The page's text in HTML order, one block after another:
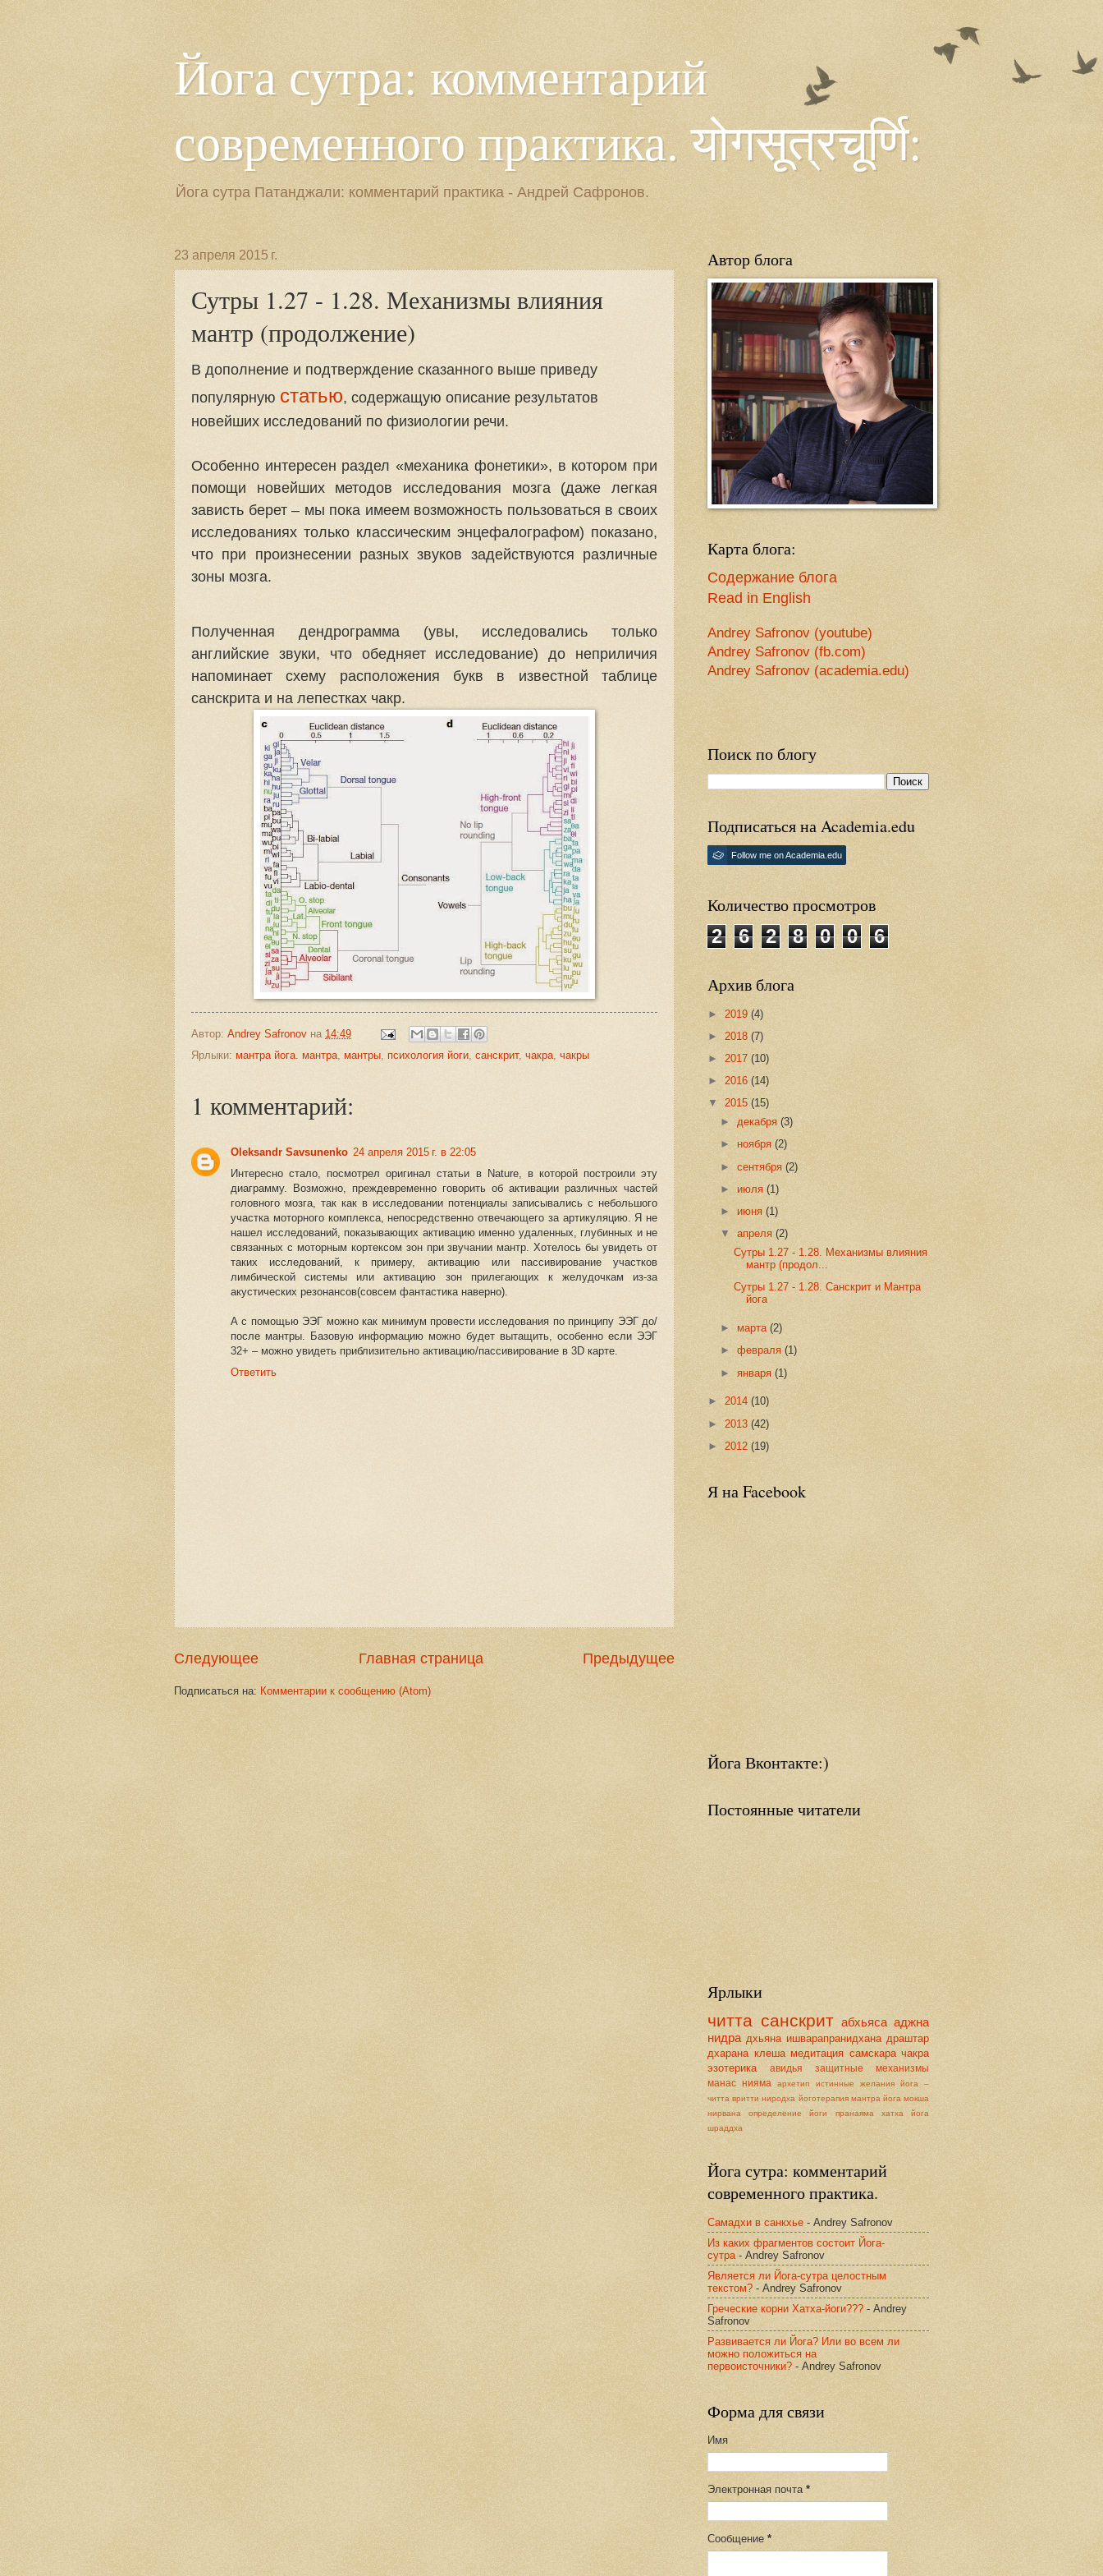
Йога сутра: комментарий
современного практика. योगसूत्रचूर्णि:
Йога сутра Патанджали: комментарий практика - Андрей Сафронов.
23 апреля 2015 г.
Сутры 1.27 - 1.28. Механизмы влияния
мантр (продолжение)
В дополнение и подтверждение сказанного выше приведу
популярную статью, содержащую описание результатов
новейших исследований по физиологии речи.
Особенно интересен раздел «механика фонетики», в котором при
помощи новейших методов исследования мозга (даже легкая
зависть берет – мы пока имеем возможность пользоваться в своих
исследованиях только классическим энцефалографом) показано,
что при произнесении разных звуков задействуются различные
зоны мозга.
Полученная дендрограмма (увы, исследовались только
английские звуки, что обедняет исследование) до неприличия
напоминает схему расположения букв в известной таблице
санскрита и на лепестках чакр.
Автор: Andrey Safronov на 14:49
Ярлыки: мантра йога. мантра, мантры, психология йоги, санскрит, чакра, чакры
1 комментарий:
Oleksandr Savsunenko 24 апреля 2015 г. в 22:05
Интересно стало, посмотрел оригинал статьи в Nature, в которой построили эту
диаграмму. Возможно, преждевременно говорить об активации различных частей
головного мозга, так как в исследовании потенциалы записывались с небольшого
участка моторного комплекса, непосредственно отвечающего за артикуляцию. Я не
нашел исследований, показывающих активацию именно удаленных, глубинных и не
связанных с моторным кортексом зон при звучании мантр. Хотелось бы увидеть от
таких исследований, к примеру, активацию или пассивирование участков
лимбической системы или активацию зон прилегающих к желудочкам из-за
акустических резонансов(совсем фантастика наверно).
А с помощью ЭЭГ можно как минимум провести исследования по принципу ЭЭГ до/
после мантры. Базовую информацию можно будет вытащить, особенно если ЭЭГ
32+ – можно увидеть приблизительно активацию/пассивирование в 3D карте.
Ответить
Следующее Предыдущее
Главная страница
Подписаться на: Комментарии к сообщению (Atom)
Автор блога
Карта блога:
Содержание блога
Read in English
Andrey Safronov (youtube)
Andrey Safronov (fb.com)
Andrey Safronov (academia.edu)
Поиск по блогу
Подписаться на Academia.edu
Follow me on Academia.edu
Количество просмотров
2
6 2 8 0 0 6
Архив блога
► 2019 (4)
► 2018 (7)
► 2017 (10)
► 2016 (14)
▼ 2015 (15)
►декабря(3)
►ноября(2)
►сентября(2)
►июля(1)
► июня(1)
▼апреля(2)
Сутры 1.27 - 1.28. Механизмы влияния
мантр (продол...
Сутры 1.27 - 1.28. Санскрит и Мантра
йога
►марта(2)
►февраля(1)
►января(1)
► 2014 (10)
► 2013 (42)
► 2012 (19)
Я на Facebook
Йога Вконтакте:)
Постоянные читатели
Ярлыки
читта санскрит абхьяса аджна
нидра дхьяна ишварапранидхана драштар
дхарана клеша медитация самскара чакра
эзотерика
авидья
защитные механизмы
манас нияма архетип истинные желания
йога –
читта вритти ниродха йоготерапия мантра йога мокша
нирвана
определение йоги пранаяма
хатха йога
шраддха
Йога сутра: комментарий
современного практика.
Самадхи в санкхье - Andrey Safronov
Из каких фрагментов состоит Йога-
сутра - Andrey Safronov
Является ли Йога-сутра целостным
текстом? - Andrey Safronov
Греческие корни Хатха-йоги??? - Andrey
Safronov
Развивается ли Йога? Или во всем ли
можно положиться на
первоисточники? - Andrey Safronov
Форма для связи
Имя
Электронная почта *
Сообщение *